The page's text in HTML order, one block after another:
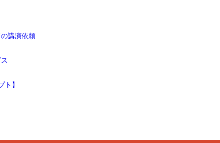
講演依頼
】